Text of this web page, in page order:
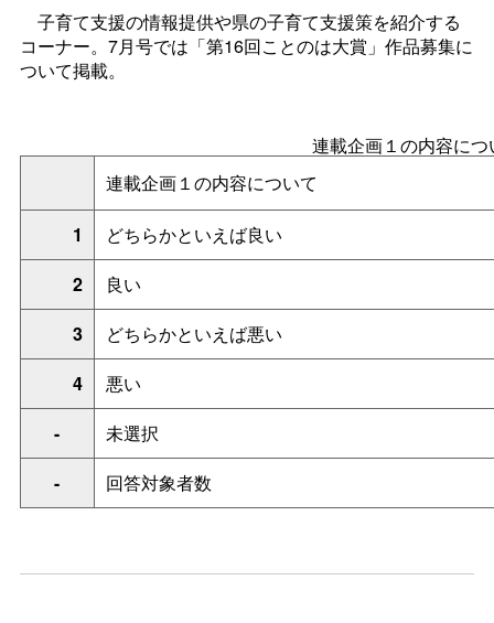
子育て支援の情報提供や県の子育て支援策を紹介する
コーナー。7月号では「第16回ことのは大賞」作品募集に
ついて掲載。
連載企画１の内容につ
連載企画１の内容について
1
どちらかといえば良い
2
良い
3
どちらかといえば悪い
4
悪い
-
未選択
-
回答対象者数